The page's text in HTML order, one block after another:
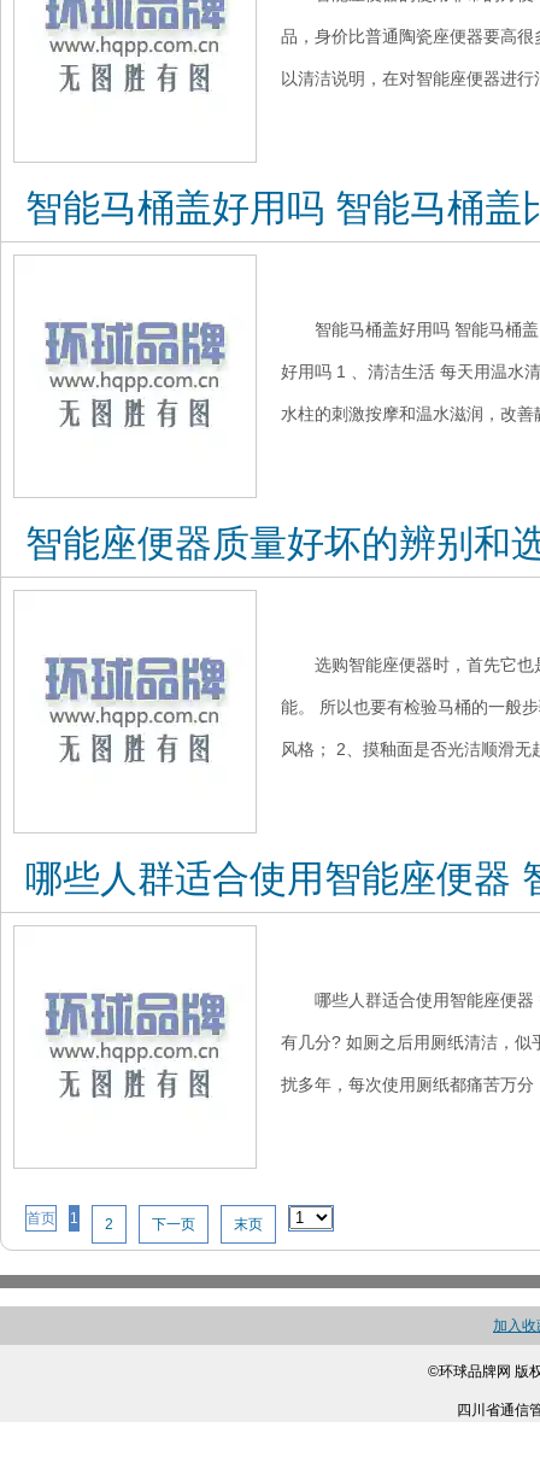
品，身价比普通陶瓷座便器要高
以清洁说明，在对智能座便器进
智能马桶盖好用吗 智能马桶盖
智能马桶盖好用吗 智能马桶
好用吗 1 、清洁生活 每天用温水
水柱的刺激按摩和温水滋润，改善
智能座便器质量好坏的辨别和
选购智能座便器时，首先它
能。 所以也要有检验马桶的一般
风格； 2、摸釉面是否光洁顺滑无
哪些人群适合使用智能座便器
哪些人群适合使用智能座便
有几分? 如厕之后用厕纸清洁，
扰多年，每次使用厕纸都痛苦万分
首页 1 2 下一页 末页
加入收
©环球品牌网 版
四川省通信